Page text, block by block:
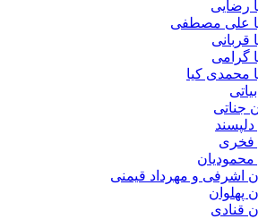
و مهرداد قیمنی